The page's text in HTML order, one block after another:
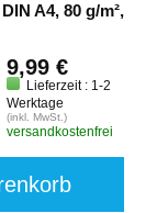
A4, 80 g/m²,
9,99 €
Lieferzeit : 1-2
Werktage
(inkl. MwSt.)
versandkostenfrei